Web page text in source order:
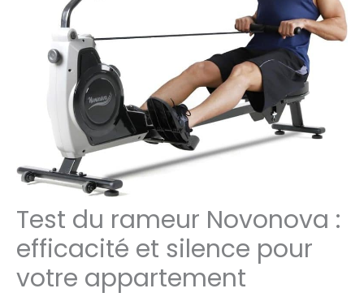
Test du rameur Novonova :
efficacité et silence pour
votre appartement